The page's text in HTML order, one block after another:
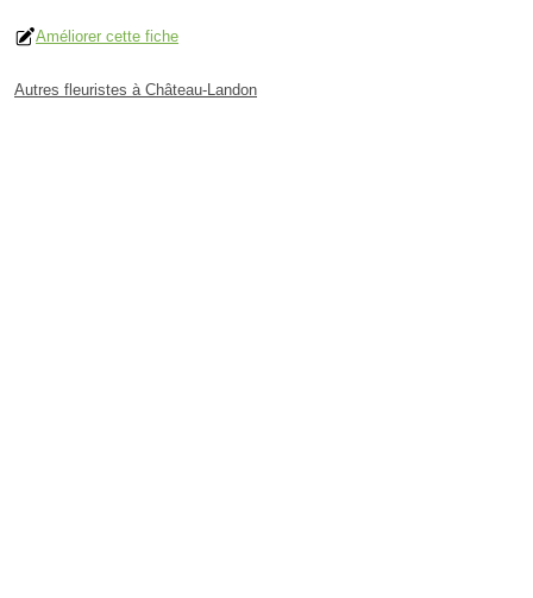
Améliorer cette fiche
Autres fleuristes à Château-Landon